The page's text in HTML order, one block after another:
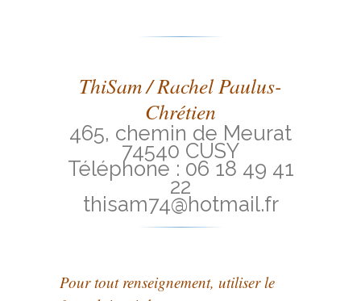
ThiSam / Rachel Paulus-
Chrétien
465, chemin de Meurat
74540 CUSY
Téléphone : 06 18 49 41
22
thisam74@hotmail.fr
Pour tout renseignement, utiliser le